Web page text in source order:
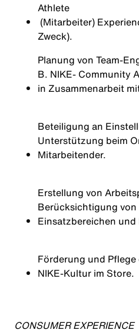
Athlete
(Mitarbeiter)
Zweck).
Planung von
B. NIKE- Community
in Zusammenarbeit
Beteiligung an
Unterstützung beim
Mitarbeitender.
Erstellung von
Berücksichtigung
Einsatzbereichen und
Förderung und
NIKE‑Kultur im Store.
CONSUMER EXPERIENCE